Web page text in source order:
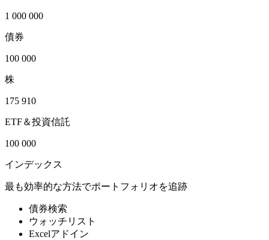
1 000 000
債券
100 000
株
175 910
ETF＆投資信託
100 000
インデックス
最も効率的な方法でポートフォリオを追跡
債券検索
ウォッチリスト
Excelアドイン